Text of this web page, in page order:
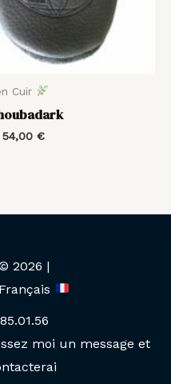
Cuir
54,00 €
2026 |
moi un message et